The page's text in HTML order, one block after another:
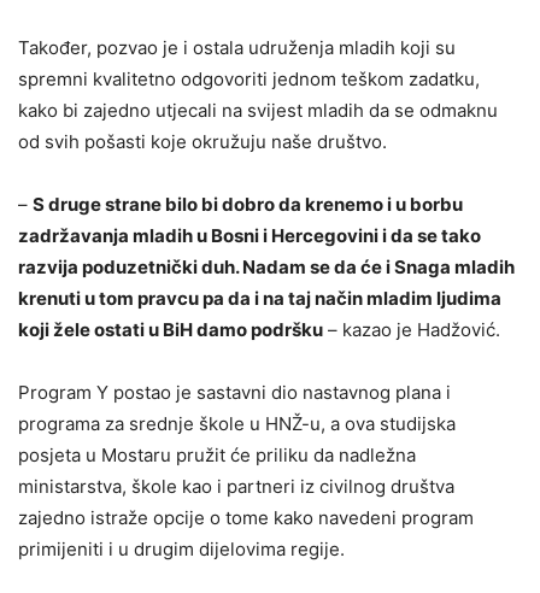
Također, pozvao je i ostala udruženja mladih koji su
spremni kvalitetno odgovoriti jednom teškom zadatku,
kako bi zajedno utjecali na svijest mladih da se odmaknu
od svih pošasti koje okružuju naše društvo.
– S druge strane bilo bi dobro da krenemo i u borbu
zadržavanja mladih u Bosni i Hercegovini i da se tako
razvija poduzetnički duh. Nadam se da će i Snaga mladih
krenuti u tom pravcu pa da i na taj način mladim ljudima
koji žele ostati u BiH damo podršku – kazao je Hadžović.
Program Y postao je sastavni dio nastavnog plana i
programa za srednje škole u HNŽ-u, a ova studijska
posjeta u Mostaru pružit će priliku da nadležna
ministarstva, škole kao i partneri iz civilnog društva
zajedno istraže opcije o tome kako navedeni program
primijeniti i u drugim dijelovima regije.